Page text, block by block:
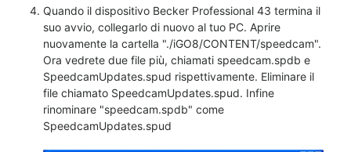
Quando il dispositivo Becker Professional 43 termina il
suo avvio, collegarlo di nuovo al tuo PC. Aprire
nuovamente la cartella "./iGO8/CONTENT/speedcam".
Ora vedrete due file più, chiamati speedcam.spdb e
SpeedcamUpdates.spud rispettivamente. Eliminare il
file chiamato SpeedcamUpdates.spud. Infine
rinominare "speedcam.spdb" come
SpeedcamUpdates.spud